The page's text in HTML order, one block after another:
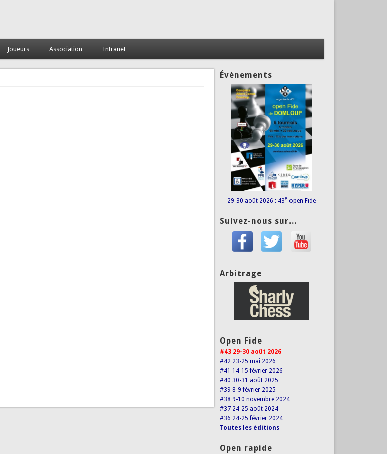
Joueurs Association Intranet
Évènements
29-30 août 2026 : 43e open Fide
Suivez-nous sur...
Arbitrage
Open Fide
#43 29-30 août 2026
#42 23-25 mai 2026
#41 14-15 février 2026
#40 30-31 août 2025
#39 8-9 février 2025
#38 9-10 novembre 2024
#37 24-25 août 2024
#36 24-25 février 2024
Toutes les éditions
Open rapide